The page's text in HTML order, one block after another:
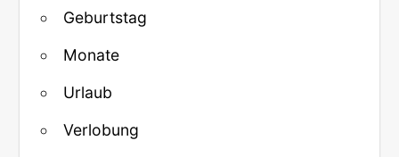
Geburtstag
Monate
Urlaub
Verlobung